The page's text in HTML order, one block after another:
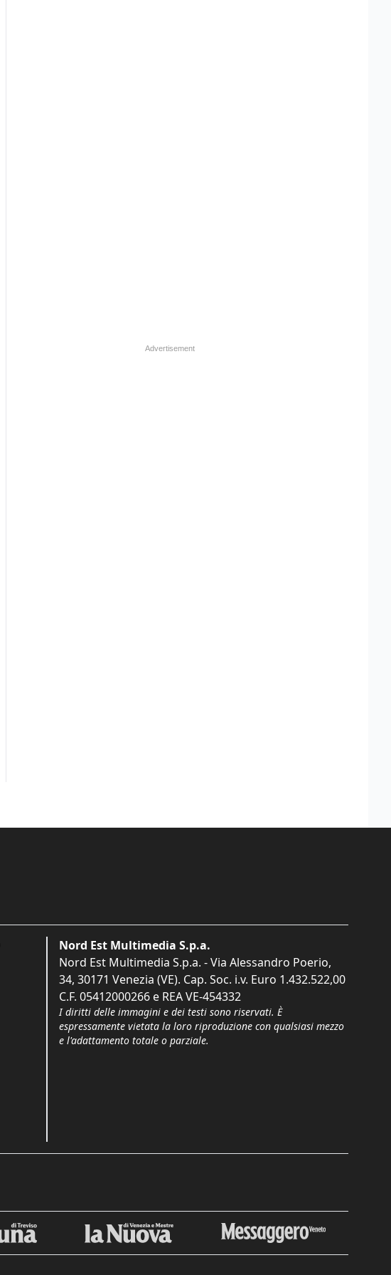
Nord Est Multimedia S.p.a.
Nord Est Multimedia S.p.a. - Via Alessandro Poerio,
34, 30171 Venezia (VE). Cap. Soc. i.v. Euro 1.432.522,00
C.F. 05412000266 e REA VE-454332
I diritti delle immagini e dei testi sono riservati. È
espressamente vietata la loro riproduzione con qualsiasi mezzo
e l'adattamento totale o parziale.